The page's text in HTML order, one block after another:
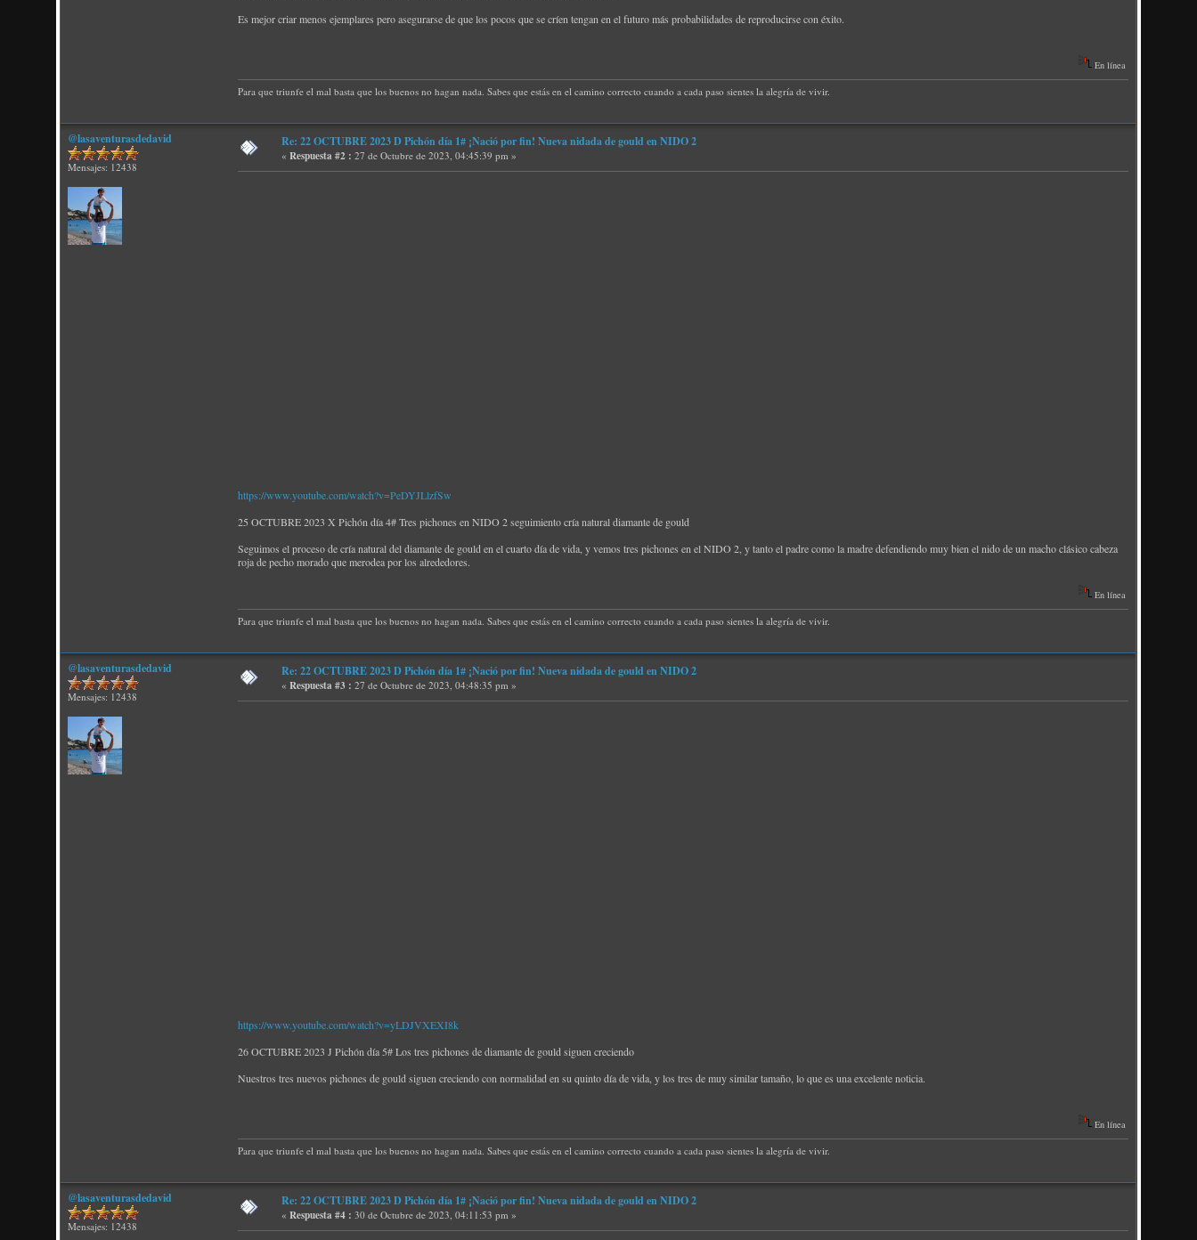
Es mejor criar menos ejemplares pero asegurarse de que los pocos que se críen tengan en el futuro más probabilidades de reproducirse con éxito.
En línea
Para que triunfe el mal basta que los buenos no hagan nada. Sabes que estás en el camino correcto cuando a cada paso sientes la alegría de vivir.
@lasaventurasdedavid
Mensajes: 12438
Re: 22 OCTUBRE 2023 D Pichón día 1# ¡Nació por fin! Nueva nidada de gould en NIDO 2
«Respuesta #2 : 27 de Octubre de 2023, 04:45:39 pm »
https://www.youtube.com/watch?v=PeDYJLlzfSw
25 OCTUBRE 2023 X Pichón día 4# Tres pichones en NIDO 2 seguimiento cría natural diamante de gould
Seguimos el proceso de cría natural del diamante de gould en el cuarto día de vida, y vemos tres pichones en el NIDO 2, y tanto el padre como la madre defendiendo muy bien el nido de un macho clásico cabeza
roja de pecho morado que merodea por los alrededores.
En línea
Para que triunfe el mal basta que los buenos no hagan nada. Sabes que estás en el camino correcto cuando a cada paso sientes la alegría de vivir.
@lasaventurasdedavid
Mensajes: 12438
Re: 22 OCTUBRE 2023 D Pichón día 1# ¡Nació por fin! Nueva nidada de gould en NIDO 2
«Respuesta #3 : 27 de Octubre de 2023, 04:48:35 pm »
https://www.youtube.com/watch?v=yLDJVXEXI8k
26 OCTUBRE 2023 J Pichón día 5# Los tres pichones de diamante de gould siguen creciendo
Nuestros tres nuevos pichones de gould siguen creciendo con normalidad en su quinto día de vida, y los tres de muy similar tamaño, lo que es una excelente noticia.
En línea
Para que triunfe el mal basta que los buenos no hagan nada. Sabes que estás en el camino correcto cuando a cada paso sientes la alegría de vivir.
@lasaventurasdedavid
Mensajes: 12438
Re: 22 OCTUBRE 2023 D Pichón día 1# ¡Nació por fin! Nueva nidada de gould en NIDO 2
«Respuesta #4 : 30 de Octubre de 2023, 04:11:53 pm »